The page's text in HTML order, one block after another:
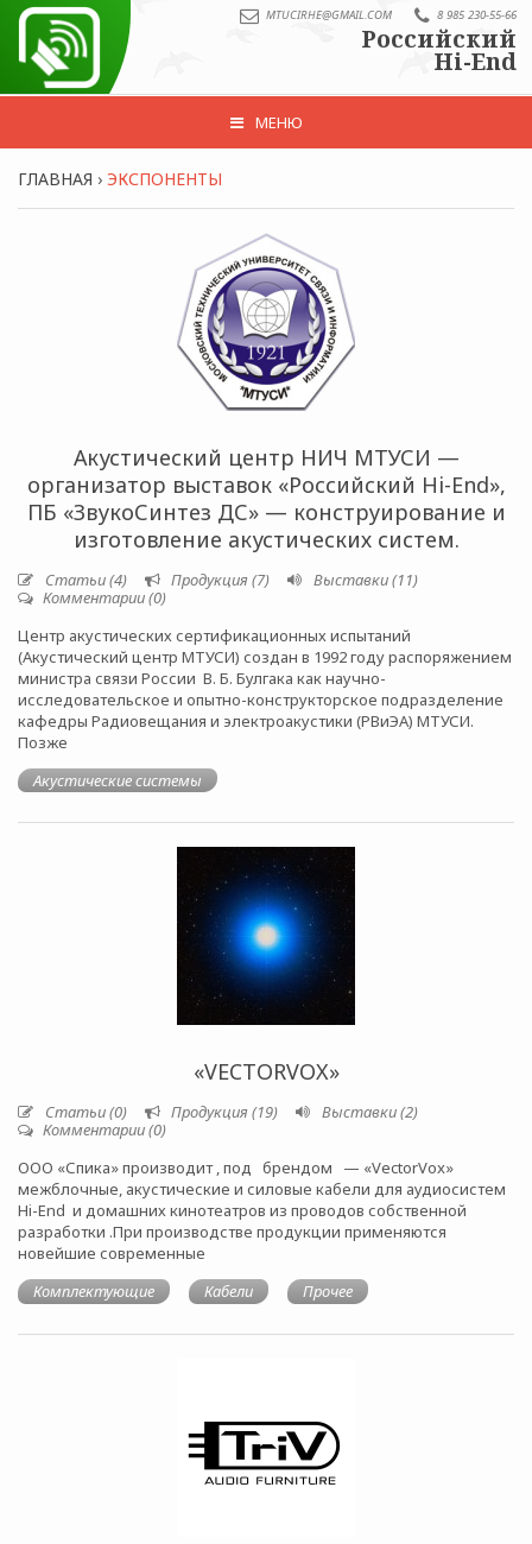
MTUCIRHE@GMAIL.COM 8 985 230-55-66
Российский
Hi-End
МЕНЮ
ГЛАВНАЯ › ЭКСПОНЕНТЫ
Акустический центр НИЧ МТУСИ —
организатор выставок «Российский Hi-End»,
ПБ «ЗвукоСинтез ДС» — конструирование и
изготовление акустических систем.
Статьи (4) Продукция (7)
Выставки (11)
Комментарии (0)
Центр акустических сертификационных испытаний
(Акустический центр МТУСИ) создан в 1992 году распоряжением
министра связи России В. Б. Булгака как научно-
исследовательское и опытно-конструкторское подразделение
кафедры Радиовещания и электроакустики (РВиЭА) МТУСИ.
Позже
Акустические системы
«VECTORVOX»
Статьи (0) Продукция (19)
Выставки (2)
Комментарии (0)
ООО «Спика» производит , под брендом — «VectorVox»
межблочные, акустические и силовые кабели для аудиосистем
Hi-End и домашних кинотеатров из проводов собственной
разработки .При производстве продукции применяются
новейшие современные
Комплектующие
Кабели Прочее